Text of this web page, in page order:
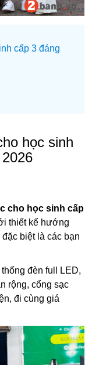
cấp 3 đáng
học sinh
cho học sinh cấp
thiết kế hướng
biệt là các bạn
đèn full LED,
rộng, cổng sạc
đi cùng giá